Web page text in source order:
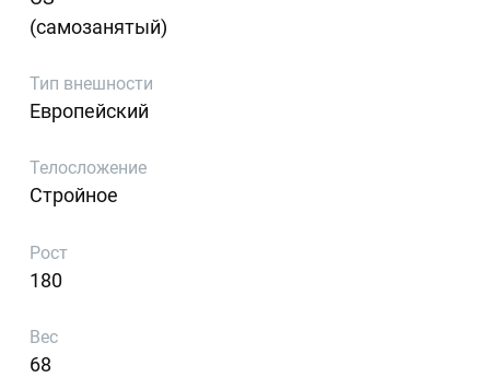
(самозанятый)
Тип внешности
Европейский
Телосложение
Стройное
Рост
180
Вес
68